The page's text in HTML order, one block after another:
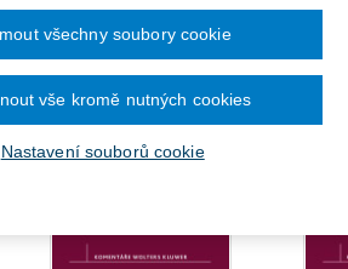
860 Kč
Nastavení souborů cookie
vše kromě nutných cookies
všechny soubory cookie